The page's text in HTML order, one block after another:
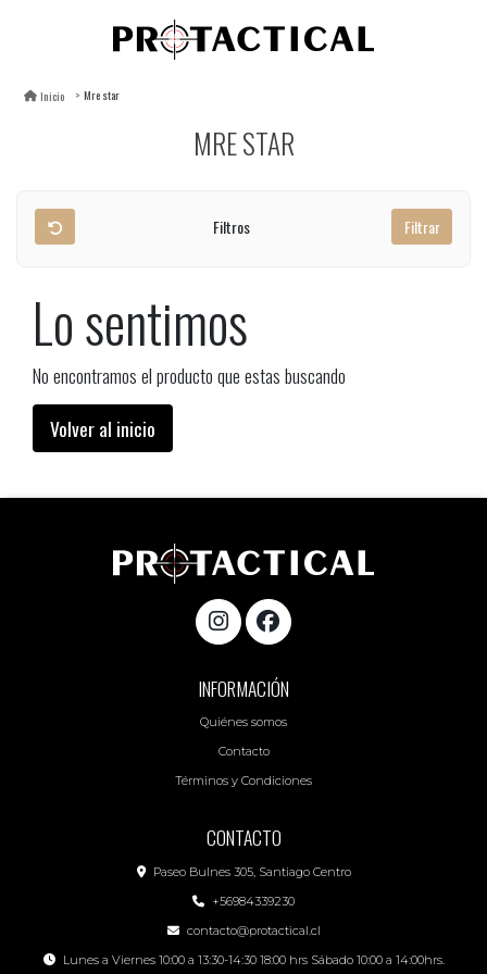
Inicio Mre star
MRE STAR
Filtros Filtrar
Lo sentimos
No encontramos el producto que estas buscando
Volver al inicio
INFORMACIÓN
Quiénes somos
Contacto
Términos y Condiciones
CONTACTO
Paseo Bulnes 305, Santiago Centro
+56984339230
contacto@protactical.cl
Lunes a Viernes 10:00 a 13:30-14:30 18:00 hrs Sábado 10:00 a 14:00hrs.